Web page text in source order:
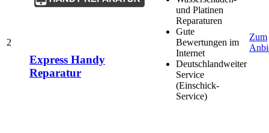
2
Express Handy
Reparatur
und Platinen
Reparaturen
Gute
Bewertungen im
Internet
Deutschlandweiter
Service
(Einschick-
Service)
Zum